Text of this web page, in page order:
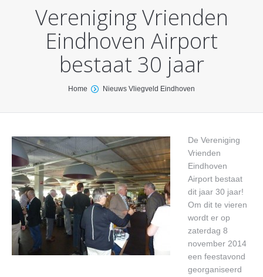
Nieuws
Parkeren
Vereniging Vrienden
Eindhoven Airport
bestaat 30 jaar
Home Nieuws Vliegveld Eindhoven
De Vereniging
Vrienden
Eindhoven
Airport bestaat
dit jaar 30 jaar!
Om dit te vieren
wordt er op
zaterdag 8
november 2014
een feestavond
georganiseerd